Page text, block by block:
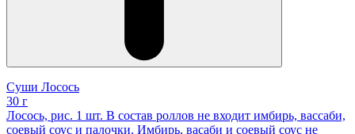
Суши Лосось
30 г
Лосось, рис. 1 шт. В состав роллов не входит имбирь, вассаби,
соевый соус и палочки. Имбирь, васаби и соевый соус не